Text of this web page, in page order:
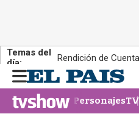
Temas del
día:
Rendición de
n
u
Personajes